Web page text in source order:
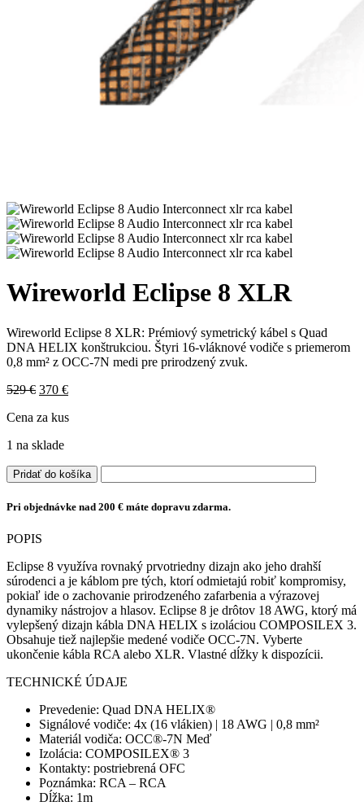
Wireworld Eclipse 8 XLR
Wireworld Eclipse 8 XLR: Prémiový symetrický kábel s Quad
DNA HELIX konštrukciou. Štyri 16-vláknové vodiče s priemerom
0,8 mm² z OCC-7N medi pre prirodzený zvuk.
529€ Pôvodná
bola:
370 €Aktuálna
je:
Cena za kus
1 na sklade
množstvo
Wireworld
Eclipse
Pridať do košíka
Pri objednávke nad 200 € máte dopravu zdarma.
POPIS
Eclipse 8 využíva rovnaký prvotriedny dizajn ako jeho drahší
súrodenci a je káblom pre tých, ktorí odmietajú robiť kompromisy,
pokiaľ ide o zachovanie prirodzeného zafarbenia a výrazovej
dynamiky nástrojov a hlasov. Eclipse 8 je drôtov 18 AWG, ktorý má
vylepšený dizajn kábla DNA HELIX s izoláciou COMPOSILEX 3.
Obsahuje tiež najlepšie medené vodiče OCC-7N. Vyberte
ukončenie kábla RCA alebo XLR. Vlastné dĺžky k dispozícii.
TECHNICKÉ ÚDAJE
Prevedenie: Quad DNA HELIX®
Signálové vodiče: 4x (16 vlákien) | 18 AWG | 0,8 mm²
Materiál vodiča: OCC®-7N Meď
Izolácia: COMPOSILEX® 3
Kontakty: postriebrená OFC
Poznámka: RCA – RCA
Dĺžka: 1m